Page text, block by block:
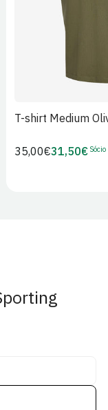
T-shirt Medium
Preço
35,00€Preço
31,50€ Sócio